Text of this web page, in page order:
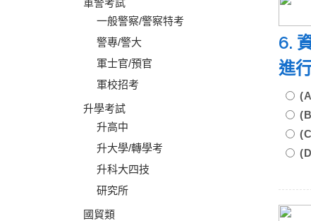
軍警考試
一般警察/警察特考
警專/警大
軍士官/預官
軍校招考
升學考試
升高中
升大學/轉學考
升科大四技
研究所
國貿類
6.
進